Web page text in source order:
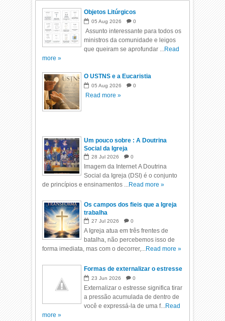
Objetos Litúrgicos
05 Aug 2026 0
Assunto interessante para todos os
ministros da comunidade e leigos
que queiram se aprofundar ...Read
more »
O USTNS e a Eucaristia
05 Aug 2026 0
Read more »
Um pouco sobre : A Doutrina
Social da Igreja
28 Jul 2026 0
Imagem da Internet A Doutrina
Social da Igreja (DSI) é o conjunto
de princípios e ensinamentos ...Read more »
Os campos dos fieis que a Igreja
trabalha
27 Jul 2026 0
A Igreja atua em três frentes de
batalha, não percebemos isso de
forma imediata, mas com o decorrer,...Read more »
Formas de externalizar o estresse
23 Jun 2026 0
Externalizar o estresse significa tirar
a pressão acumulada de dentro de
você e expressá-la de uma f...Read
more »